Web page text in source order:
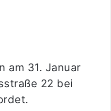
am 31. Januar
22 bei